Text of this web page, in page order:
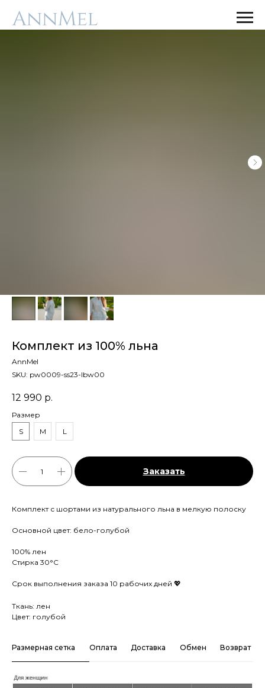
Комплект из 100% льна
AnnMel
SKU: pw0009-ss23-lbw00
12 990 р.
Размер
S
M L
Заказать
Комплект с шортами из натурального льна в мелкую полоску
Основной цвет: бело-голубой
100% лен
Стирка 30°C
Срок выполнения заказа 10 рабочих дней 💖
Ткань: лен
Цвет: голубой
Размерная сетка Оплата Доставка Обмен Возврат